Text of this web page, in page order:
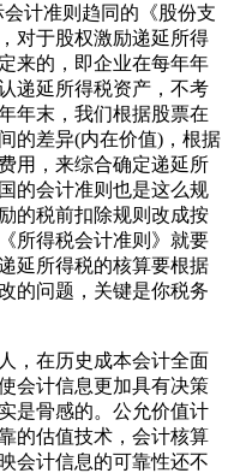
会计准则趋同的《股份支
对于股权激励递延所得
来的，即企业在每年年
递延所得税资产，不考
年末，我们根据股票在
的差异(内在价值)，根据
用，来综合确定递延所
的会计准则也是这么规
的税前扣除规则改成按
所得税会计准则》就要
延所得税的核算要根据
的问题，关键是你税务
在历史成本会计全面
会计信息更加具有决策
是骨感的。公允价值计
的估值技术，会计核算
会计信息的可靠性还不